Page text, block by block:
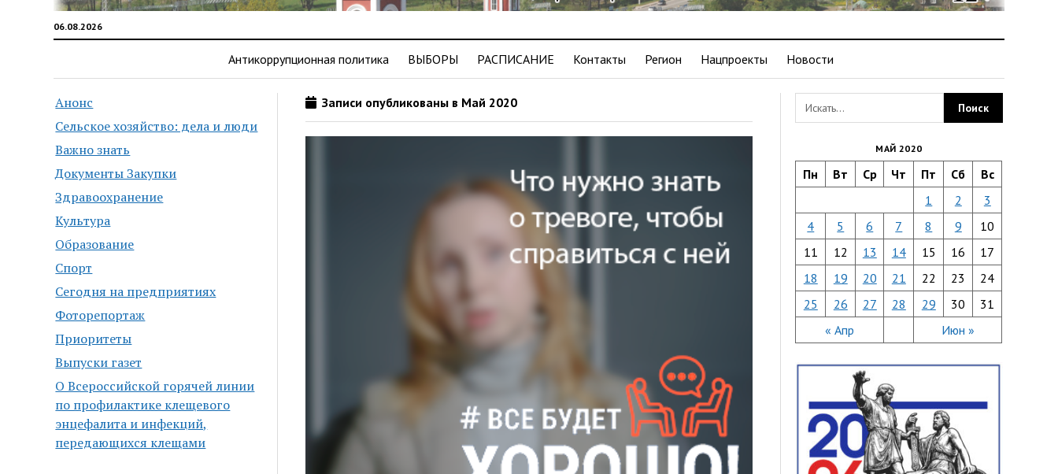
06.08.2026
Антикоррупционная политика ВЫБОРЫ РАСПИСАНИЕ Контакты Регион Нацпроекты Новости
Анонс
Сельское хозяйство: дела и люди
Важно знать
Документы Закупки
Здравоохранение
Культура
Образование
Спорт
Сегодня на предприятиях
Фоторепортаж
Приоритеты
Выпуски газет
О Всероссийской горячей линии
по профилактике клещевого
энцефалита и инфекций,
передающихся клещами
Записи опубликованы в Май 2020
МАЙ 2020
Пн Вт Ср Чт Пт Сб Вс
« Апр Июн »
1 2
3
4
5 6 7 8 9
10
11
12 13 14 15 16
17
18
19 20 21 22 23
24
25
26 27 28 29 30 31